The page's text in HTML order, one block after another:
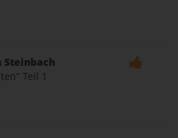
Steinbach
Teil 1